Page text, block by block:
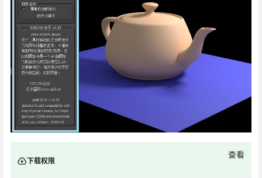
下载权限
查看